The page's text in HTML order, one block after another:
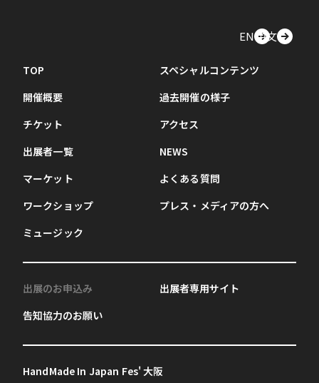
EN中文
TOP
開催概要
チケット
出展者一覧
マーケット
ワークショップ
ミュージック
スペシャルコンテンツ
過去開催の様子
アクセス
NEWS
よくある質問
プレス・メディアの方へ
出展のお申込み
告知協力のお願い
出展者専用サイト
HandMade In Japan Fes' 大阪